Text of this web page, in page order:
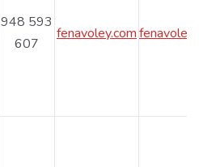
948 593
607
fenavoley.com